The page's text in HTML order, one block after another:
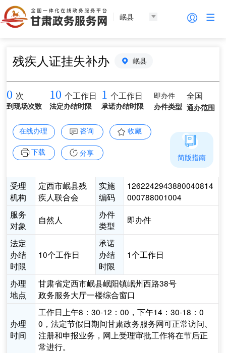
岷县
残疾人证挂失补办 岷县
0 次
到现场次数
10 个工作日
法定办结时限
1 个工作日
承诺办结时限
即办件
办件类型
全国
通办范围
在线办理 咨询 收藏
下载 分享
受理
机构
定西市岷县残
疾人联合会
实施
编码
1262242943880040814
000788001004
服务
对象
自然人
办件
类型
即办件
法定
办结
时限
10个工作日
承诺
办结
时限
1个工作日
办理
地点
甘肃省定西市岷县岷阳镇岷州西路38号
政务服务大厅一楼综合窗口
办理
时间
工作日上午8：30-12：00，下午14：30-18：0
0，法定节假日期间甘肃政务服务网可正常访问、
注册和申报业务，网上受理审批工作将在节后正
常进行。
简版指南